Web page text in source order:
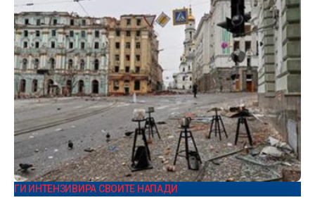
ГИ ИНТЕНЗИВИРА СВОИТЕ НАПАДИ